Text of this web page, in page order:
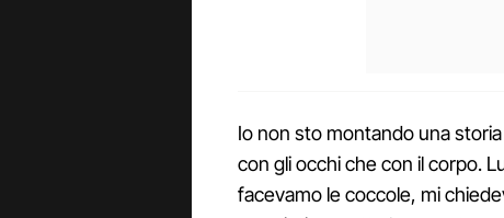
Io non sto montando una
con gli occhi che con il corpo.
facevamo le coccole, mi